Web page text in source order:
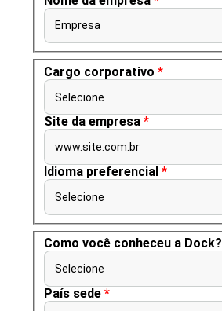
Empresa
Cargo corporativo *
Selecione
Site da empresa *
www.site.com.br
Idioma preferencial *
Selecione
Como você conheceu a Dock?
Selecione
País sede *